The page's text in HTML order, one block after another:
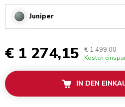
Juniper
€ 1 274,15 € 1 499,00
Kosten
IN DEN